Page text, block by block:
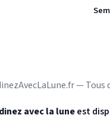
— Tous
avec la luneest